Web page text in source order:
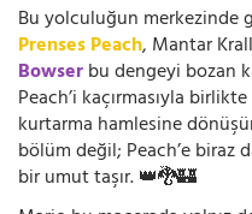
Bu yolculuğun merkezinde
Prenses Peach, Mantar
Bowserbu dengeyi bozan
Peach’i kaçırmasıyla
kurtarma hamlesine
bölüm değil; Peach’e biraz
bir umut taşır. 👑🐉🏰